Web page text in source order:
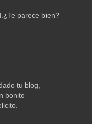
parece bien?
tu blog,
bonito